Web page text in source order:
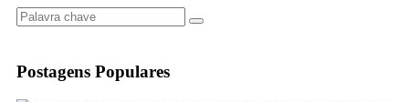
Postagens Populares